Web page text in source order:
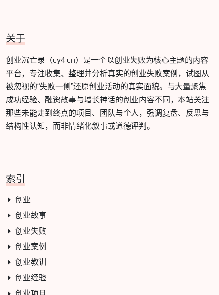
关于
创业沉亡录（cy4.cn）是一个以创业失败为核心主题的内容
平台，专注收集、整理并分析真实的创业失败案例，试图从
被忽视的“失败一侧”还原创业活动的真实面貌。与大量聚焦
成功经验、融资故事与增长神话的创业内容不同，本站关注
那些未能走到终点的项目、团队与个人，强调复盘、反思与
结构性认知，而非情绪化叙事或道德评判。
索引
创业
创业故事
创业失败
创业案例
创业教训
创业经验
创业项目